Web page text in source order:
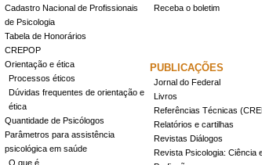
Cadastro Nacional de Profissionais
de Psicologia
Tabela de Honorários
CREPOP
Orientação e ética
Processos éticos
Dúvidas frequentes de orientação e
ética
Quantidade de Psicólogos
Parâmetros para assistência
psicológica em saúde
O que é
Receba o boletim
PUBLICAÇÕES
Jornal do Federal
Livros
Referências Técnicas
Relatórios e cartilhas
Revistas Diálogos
Revista Psicologia: Ciência